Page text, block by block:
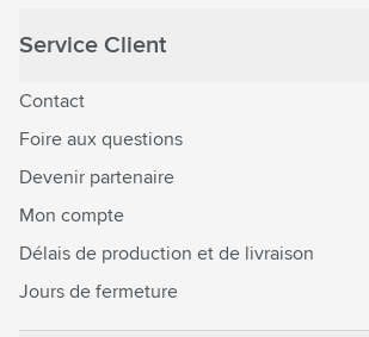
Service Client
Contact
Foire aux questions
Devenir partenaire
Mon compte
Délais de production et de livraison
Jours de fermeture